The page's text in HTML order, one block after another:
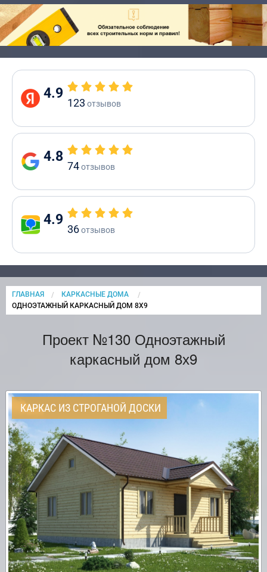
4.9
123 отзывов
4.8
74отзывов
4.9
36отзывов
ГЛАВНАЯ
КАРКАСНЫЕ ДОМА
CURRENT:
ОДНОЭТАЖНЫЙ КАРКАСНЫЙ ДОМ 8Х9
Проект №130 Одноэтажный
каркасный дом 8х9
КАРКАС ИЗ СТРОГАНОЙ ДОСКИ